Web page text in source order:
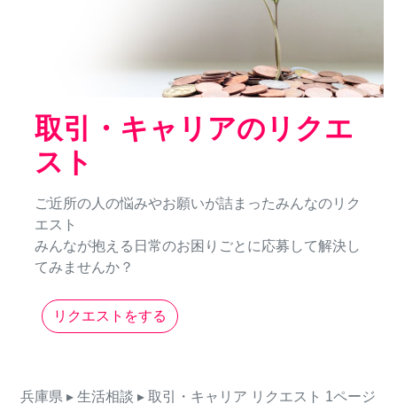
取引・キャリアのリクエ
スト
ご近所の人の悩みやお願いが詰まったみんなのリク
エスト
みんなが抱える日常のお困りごとに応募して解決し
てみませんか？
リクエストをする
兵庫県 ▸ 生活相談 ▸ 取引・キャリア リクエスト 1ページ